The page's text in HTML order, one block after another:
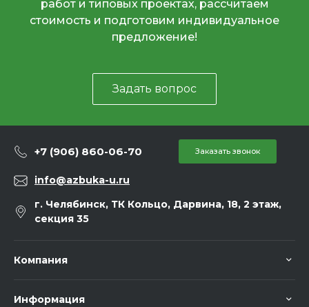
работ и типовых проектах, рассчитаем
стоимость и подготовим индивидуальное
предложение!
Задать вопрос
+7 (906) 860-06-70 Заказать звонок
info@azbuka-u.ru
г. Челябинск, ТК Кольцо, Дарвина, 18, 2 этаж,
секция 35
Компания
Информация